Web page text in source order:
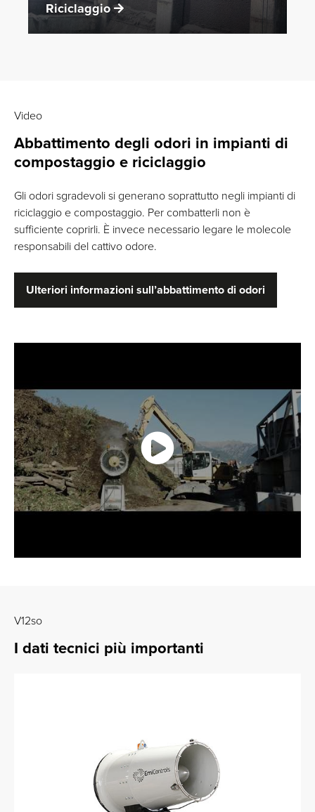
Riciclaggio
Abbattimento degli odori in impianti di
compostaggio e riciclaggio
Video
Gli odori sgradevoli si generano soprattutto negli impianti di
riciclaggio e compostaggio. Per combatterli non è
sufficiente coprirli. È invece necessario legare le molecole
responsabili del cattivo odore.
Ulteriori informazioni sull’abbattimento di odori
I dati tecnici più importanti
V12so